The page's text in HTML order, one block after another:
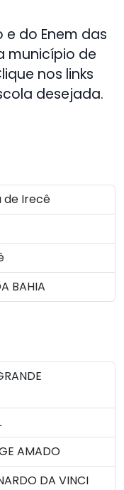
do Enem das
município de
nos links
desejada.
de Irecê
BAHIA
AMADO
DA VINCI